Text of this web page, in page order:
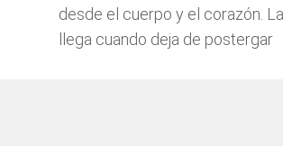
desde el cuerpo y el corazón.
llega cuando deja de postergar